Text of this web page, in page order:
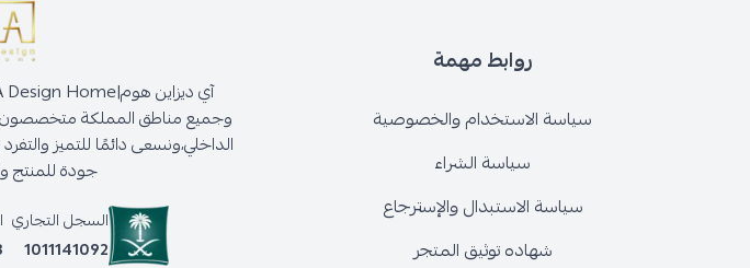
روابط مهمة
سياسة الاستخدام والخصوصية
سياسة الشراء
سياسة الاستبدال والإسترجاع
شهاده توثيق المتجر
وجميع مناطق المملكة متخصصون
الداخلي،ونسعى دائمًا للتميز
جودة
السجل التجاري
1011141092